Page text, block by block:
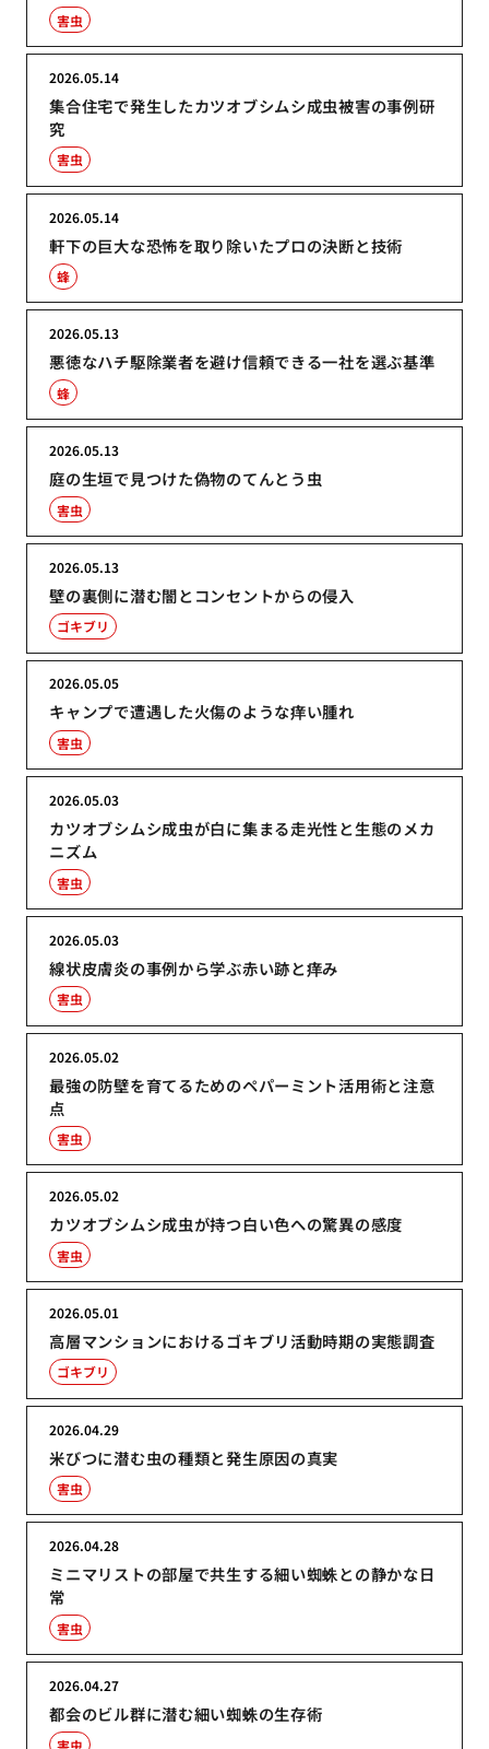
害虫
集合住宅で発生したカツオブシムシ成虫被害の事例研
究
2026.05.14
害虫
軒下の巨大な恐怖を取り除いたプロの決断と技術
2026.05.14
蜂
悪徳なハチ駆除業者を避け信頼できる一社を選ぶ基準
2026.05.13
蜂
庭の生垣で見つけた偽物のてんとう虫
2026.05.13
害虫
壁の裏側に潜む闇とコンセントからの侵入
2026.05.13
ゴキブリ
キャンプで遭遇した火傷のような痒い腫れ
2026.05.05
害虫
カツオブシムシ成虫が白に集まる走光性と生態のメカ
ニズム
2026.05.03
害虫
線状皮膚炎の事例から学ぶ赤い跡と痒み
2026.05.03
害虫
最強の防壁を育てるためのペパーミント活用術と注意
点
2026.05.02
害虫
カツオブシムシ成虫が持つ白い色への驚異の感度
2026.05.02
害虫
高層マンションにおけるゴキブリ活動時期の実態調査
2026.05.01
ゴキブリ
米びつに潜む虫の種類と発生原因の真実
2026.04.29
害虫
ミニマリストの部屋で共生する細い蜘蛛との静かな日
常
2026.04.28
害虫
都会のビル群に潜む細い蜘蛛の生存術
2026.04.27
害虫